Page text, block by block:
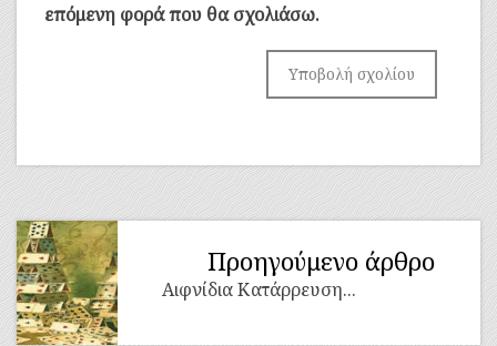
επόμενη φορά που θα σχολιάσω.
Προηγούμενο άρθρο
Αιφνίδια Κατάρρευση...